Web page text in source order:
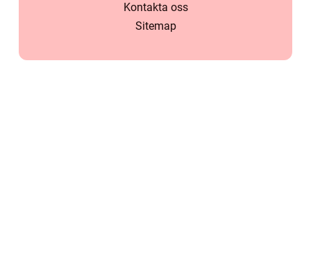
Kontakta oss
Sitemap